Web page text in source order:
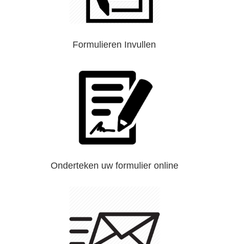
Formulieren Invullen
Onderteken uw formulier online